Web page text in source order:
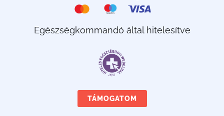
Egészségkommandó által hitelesítve
TÁMOGATOM